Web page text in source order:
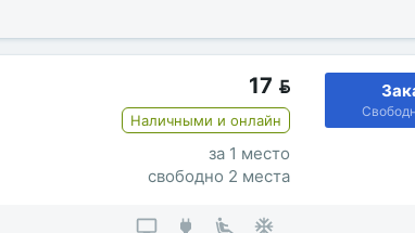
17 
Наличными и онлайн
за 1 место
свободно 2 места